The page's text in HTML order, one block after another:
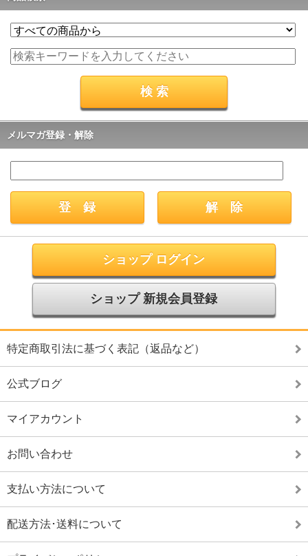
メルマガ登録・解除
ショップ ログイン
ショップ 新規会員登録
特定商取引法に基づく表記（返品など）
公式ブログ
マイアカウント
お問い合わせ
支払い方法について
配送方法･送料について